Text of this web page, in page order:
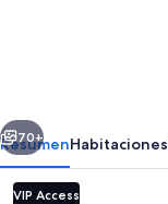
Siguiente
70+
ResumenHabitaciones
VIP Access